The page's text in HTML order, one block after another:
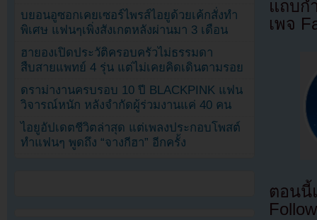
แถบก
เพจ
ตอนนี้
บยอนอูซอกเคยเซอร์ไพรส์ไอยูด้วยเค้กสั่งทำ
พิเศษ แฟนๆเพิ่งสังเกตหลังผ่านมา 3 เดือน
ฮายองเปิดประวัติครอบครัวไม่ธรรมดา
สืบสายแพทย์ 4 รุ่น แต่ไม่เคยคิดเดินตามรอย
ดราม่างานครบรอบ 10 ปี BLACKPINK แฟน
วิจารณ์หนัก หลังจำกัดผู้ร่วมงานแค่ 40 คน
ไอยูอัปเดตชีวิตล่าสุด แต่เพลงประกอบโพสต์
ทำแฟนๆ พูดถึง “จางกีฮา” อีกครั้ง